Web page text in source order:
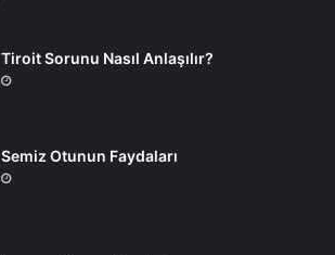
Tiroit Sorunu Nasıl Anlaşılır?
Semiz Otunun Faydaları